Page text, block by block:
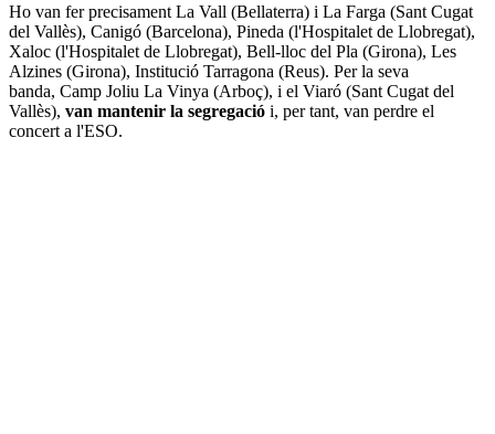
Ho van fer precisament La Vall (Bellaterra) i La Farga (Sant Cugat
del Vallès), Canigó (Barcelona), Pineda (l'Hospitalet de Llobregat),
Xaloc (l'Hospitalet de Llobregat), Bell-lloc del Pla (Girona), Les
Alzines (Girona), Institució Tarragona (Reus). Per la seva
banda, Camp Joliu La Vinya (Arboç), i el Viaró (Sant Cugat del
Vallès), van mantenir la segregació i, per tant, van perdre el
concert a l'ESO.